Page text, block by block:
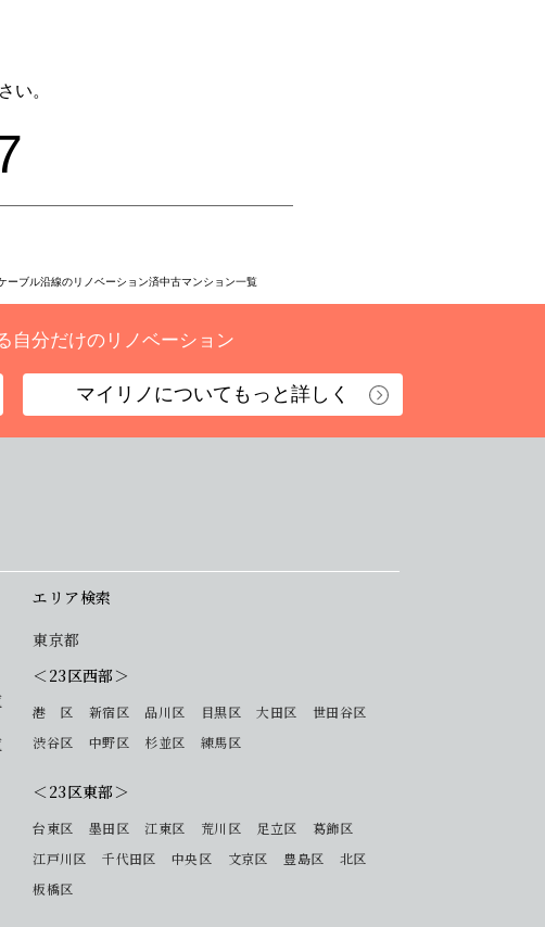
い。
ーブル沿線のリノベーション済中古マンション一覧
自分だけのリノベーション
マイリノについて もっと詳しく
エリア検索
東京都
＜23区西部＞
港 区 新宿区 品川区 目黒区 大田区
世田谷区
渋谷区
中野区 杉並区 練馬区
＜23区東部＞
台東区 墨田区 江東区 荒川区 足立区
葛飾区
江戸川区
千代田区 中央区 文京区 豊島区
北区
板橋区